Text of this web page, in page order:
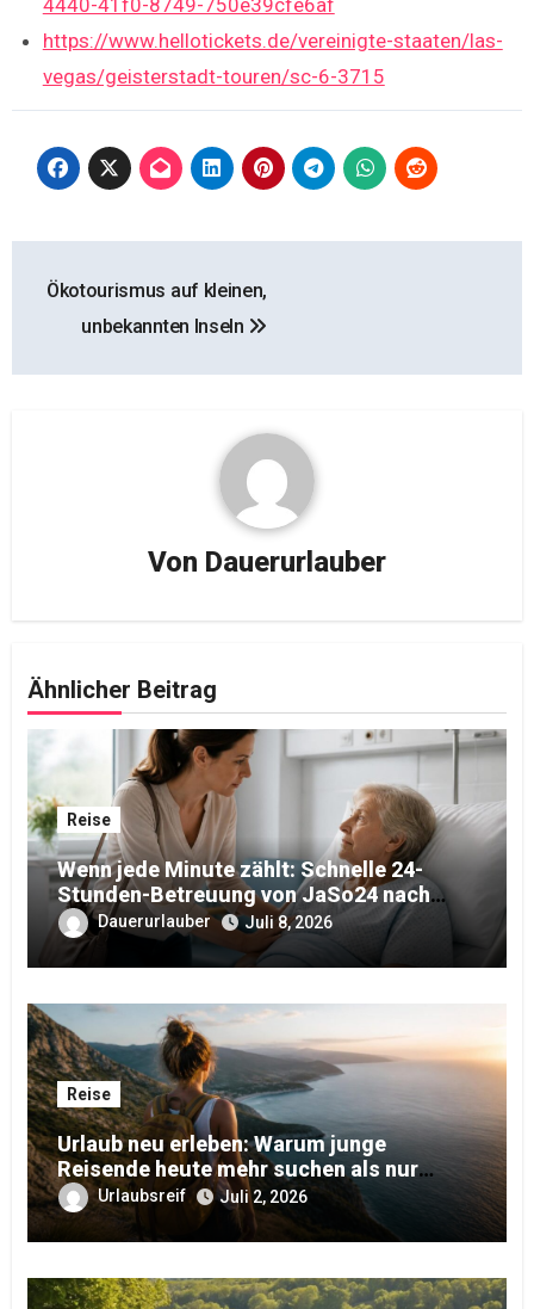
https://www.hellotickets.de/vereinigte-staaten/las-
vegas/geisterstadt-touren/sc-6-3715
Ökotourismus auf kleinen,
unbekannten Inseln
Von Dauerurlauber
Ähnlicher Beitrag
Reise
Wenn jede Minute zählt: Schnelle 24-
Stunden-Betreuung von JaSo24 nach
dem Krankenhausaufenthalt
Dauerurlauber Juli 8, 2026
Reise
Urlaub neu erleben: Warum junge
Reisende heute mehr suchen als nur
Erholung
Urlaubsreif Juli 2, 2026